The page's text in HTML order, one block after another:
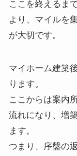
ここを終えるま
より、マイルを
が大切です。
マイホーム建築
ります。
ここからは案内
流れになり、増
ます。
つまり、序盤の